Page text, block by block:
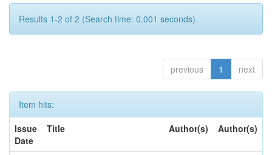
Results 1-2 of 2 (Search time: 0.001 seconds).
previous 1 next
Item hits:
Issue
Date
Title Author(s) Author(s)